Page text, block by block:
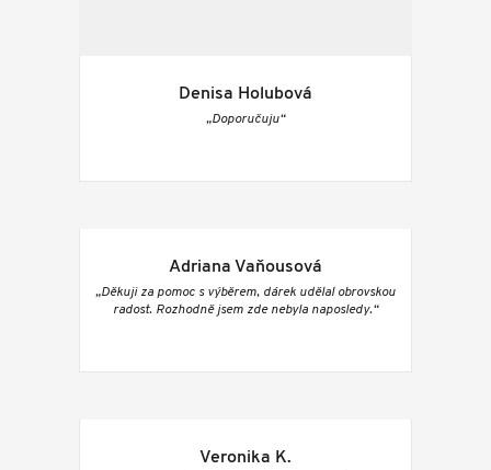
Denisa Holubová
„Doporučuju“
Adriana Vaňousová
„Děkuji za pomoc s výběrem, dárek udělal obrovskou
radost. Rozhodně jsem zde nebyla naposledy.“
Veronika K.